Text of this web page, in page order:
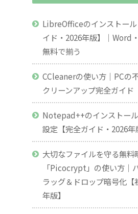
LibreOfficeのインストー
イド・2026年版】｜Word
無料で揃う
CCleanerの使い方｜PCの
クリーンアップ完全ガイド
Notepad++のインストー
設定【完全ガイド・2026年
大切なファイルを守る無料
「Picocrypt」の使い方｜
ラッグ＆ドロップ暗号化【
年版】